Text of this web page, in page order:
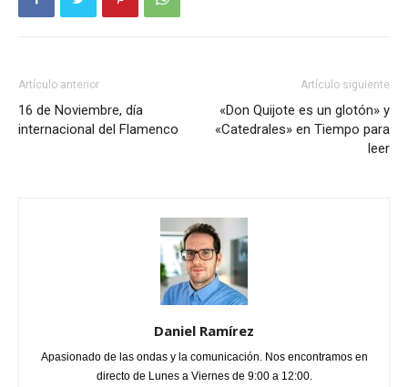
Artículo anterior
16 de Noviembre, día
internacional del Flamenco
Artículo siguiente
«Don Quijote es un glotón» y
«Catedrales» en Tiempo para
leer
Daniel Ramírez
Apasionado de las ondas y la comunicación. Nos encontramos en
directo de Lunes a Viernes de 9:00 a 12:00.